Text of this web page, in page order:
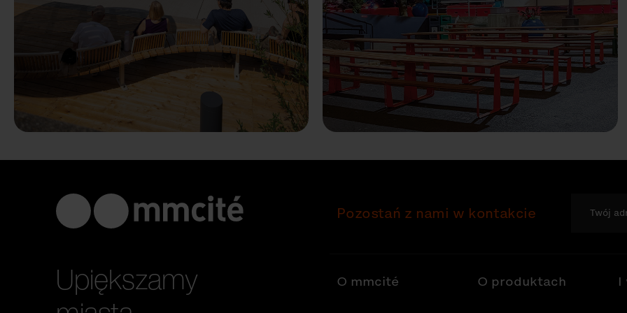
Upiększamy
Pozostań z nami w kontakcie
O mmcité O produktach I